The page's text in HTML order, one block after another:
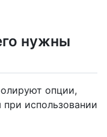
нужны
опции,
использовании